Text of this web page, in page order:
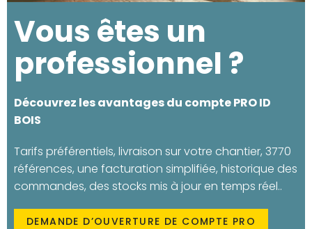
Vous êtes un
professionnel ?
Découvrez les avantages du compte PRO ID
BOIS
Tarifs préférentiels, livraison sur votre chantier, 3770
références, une facturation simplifiée, historique des
commandes, des stocks mis à jour en temps réel..
DEMANDE D’OUVERTURE DE COMPTE PRO